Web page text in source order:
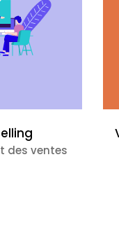
des ventes